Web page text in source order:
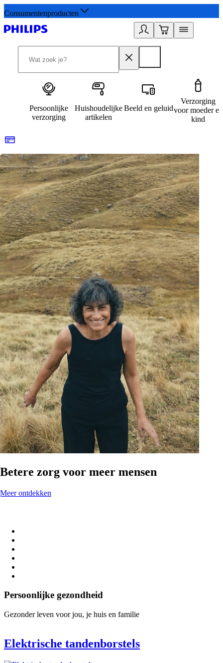
Consumentenproducten
Persoonlijke
verzorging
Huishoudelijke
artikelen
Beeld en geluid
Verzorging
voor moeder en
kind
Betaal later met Klarna
Betere zorg voor meer mensen
Meer ontdekken
Persoonlijke gezondheid
Gezonder leven voor jou, je huis en familie
Elektrische tandenborstels